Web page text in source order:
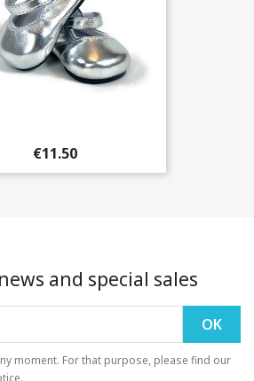
€11.50
and special sales
moment. For that purpose, please find our